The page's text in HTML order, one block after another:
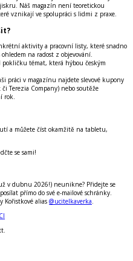
Náš magazín není teoretickou
vznikají ve spolupráci s lidmi z praxe.
aktivity a pracovní listy, které snadno
na radost z objevování.
pokličku témat, která hýbou českým
práci v magazínu najdete slevové kupony
Terezia Company) nebo soutěže
rok.
a můžete číst okamžitě na tabletu,
se sami!
v dubnu 2026!) neunikne? Přidejte se
přímo do své e-mailové schránky.
Kořistkové alias @ucitelkaverka.